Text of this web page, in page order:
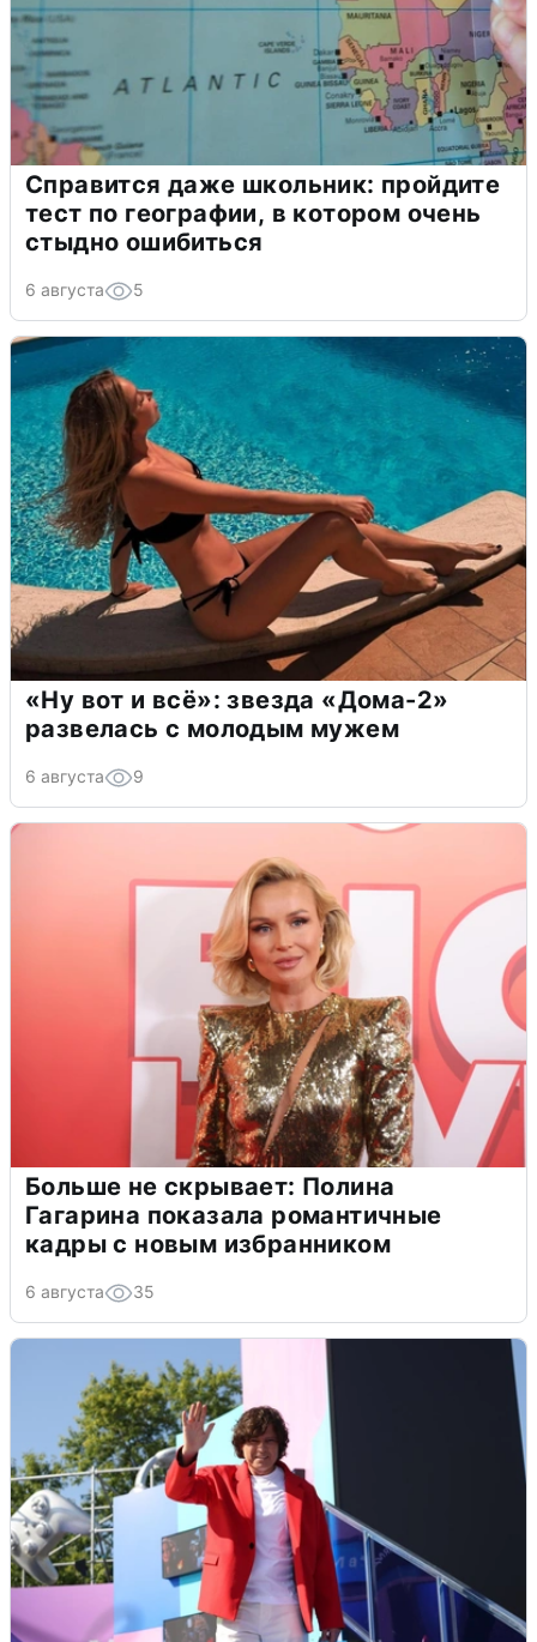
Справится даже школьник: пройдите
тест по географии, в котором очень
стыдно ошибиться
6 августа 5
«Ну вот и всё»: звезда «Дома-2»
развелась с молодым мужем
6 августа 9
Больше не скрывает: Полина
Гагарина показала романтичные
кадры с новым избранником
6 августа 35